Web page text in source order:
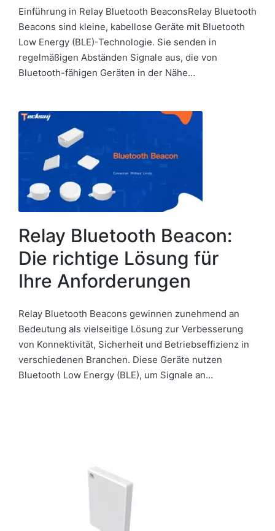
Einführung in Relay Bluetooth BeaconsRelay Bluetooth
Beacons sind kleine, kabellose Geräte mit Bluetooth
Low Energy (BLE)-Technologie. Sie senden in
regelmäßigen Abständen Signale aus, die von
Bluetooth-fähigen Geräten in der Nähe…
Relay Bluetooth Beacon:
Die richtige Lösung für
Ihre Anforderungen
Relay Bluetooth Beacons gewinnen zunehmend an
Bedeutung als vielseitige Lösung zur Verbesserung
von Konnektivität, Sicherheit und Betriebseffizienz in
verschiedenen Branchen. Diese Geräte nutzen
Bluetooth Low Energy (BLE), um Signale an…